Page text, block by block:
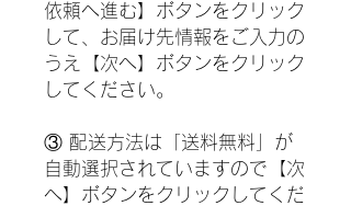
依頼へ進む】ボタンをクリック
して、お届け先情報をご入力の
うえ【次へ】ボタンをクリック
してください。
③ 配送方法は「送料無料」が
自動選択されていますので【次
へ】ボタンをクリックしてくだ